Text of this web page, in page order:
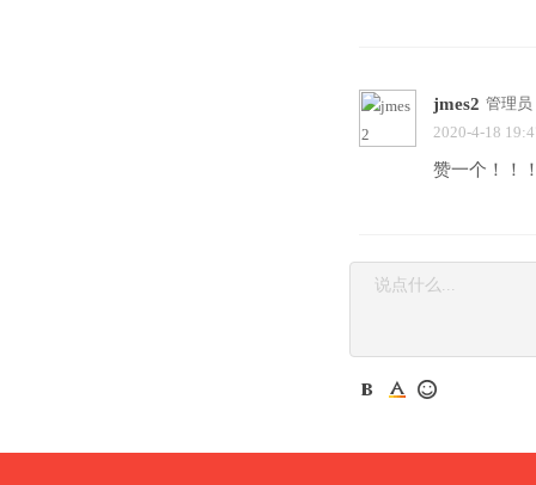
jmes2 管理员
2020-4-18
赞一个！！